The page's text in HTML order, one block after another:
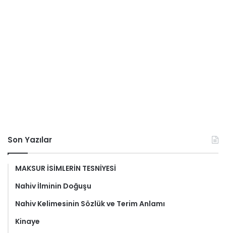
Son Yazılar
MAKSUR İSİMLERİN TESNİYESİ
Nahiv İlminin Doğuşu
Nahiv Kelimesinin Sözlük ve Terim Anlamı
Kinaye